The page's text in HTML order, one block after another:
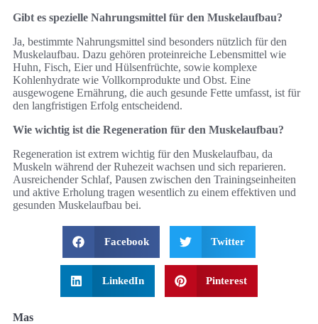
Gibt es spezielle Nahrungsmittel für den Muskelaufbau?
Ja, bestimmte Nahrungsmittel sind besonders nützlich für den
Muskelaufbau. Dazu gehören proteinreiche Lebensmittel wie
Huhn, Fisch, Eier und Hülsenfrüchte, sowie komplexe
Kohlenhydrate wie Vollkornprodukte und Obst. Eine
ausgewogene Ernährung, die auch gesunde Fette umfasst, ist für
den langfristigen Erfolg entscheidend.
Wie wichtig ist die Regeneration für den Muskelaufbau?
Regeneration ist extrem wichtig für den Muskelaufbau, da
Muskeln während der Ruhezeit wachsen und sich reparieren.
Ausreichender Schlaf, Pausen zwischen den Trainingseinheiten
und aktive Erholung tragen wesentlich zu einem effektiven und
gesunden Muskelaufbau bei.
Facebook Twitter
LinkedIn Pinterest
Mas